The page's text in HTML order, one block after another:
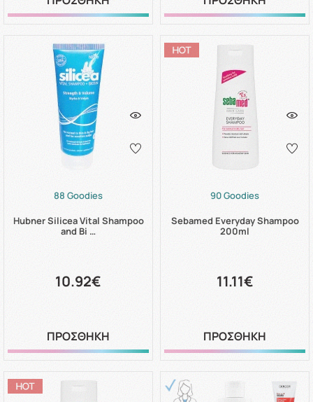
88 Goodies
Hubner Silicea Vital Shampoo
and Bi …
10.92€
ΠΡΟΣΘΗΚΗ
90 Goodies
Sebamed Everyday Shampoo
200ml
11.11€
ΠΡΟΣΘΗΚΗ